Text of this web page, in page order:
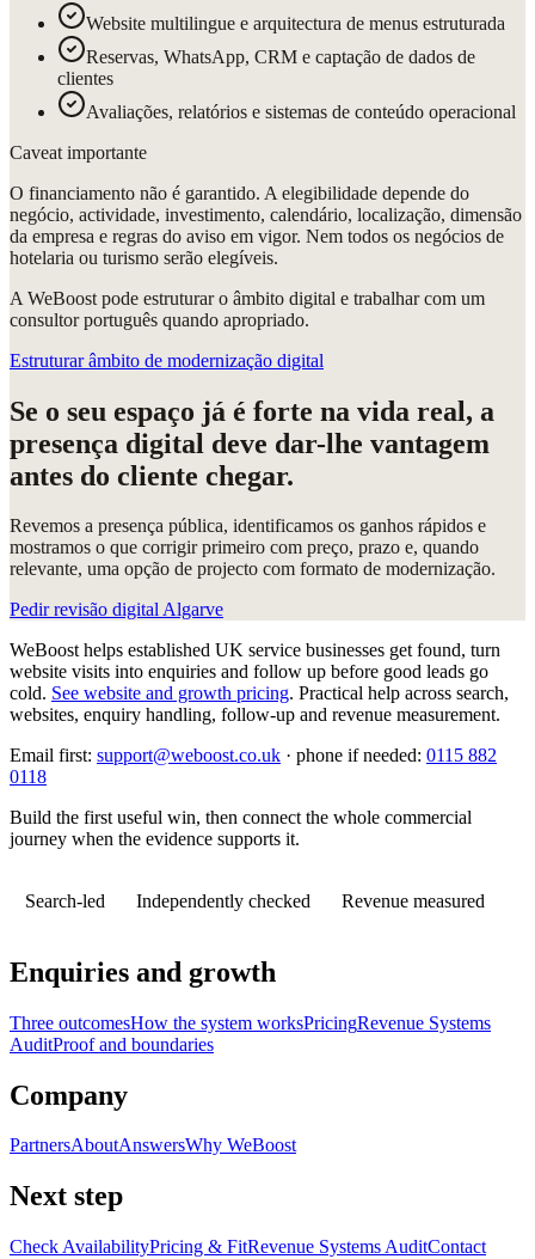
Website multilingue e arquitectura de menus estruturada
Reservas, WhatsApp, CRM e captação de dados de
clientes
Avaliações, relatórios e sistemas de conteúdo operacional
Caveat importante
O financiamento não é garantido. A elegibilidade depende do
negócio, actividade, investimento, calendário, localização, dimensão
da empresa e regras do aviso em vigor. Nem todos os negócios de
hotelaria ou turismo serão elegíveis.
A WeBoost pode estruturar o âmbito digital e trabalhar com um
consultor português quando apropriado.
Estruturar âmbito de modernização digital
Se o seu espaço já é forte na vida real, a
presença digital deve dar-lhe vantagem
antes do cliente chegar.
Revemos a presença pública, identificamos os ganhos rápidos e
mostramos o que corrigir primeiro com preço, prazo e, quando
relevante, uma opção de projecto com formato de modernização.
Pedir revisão digital Algarve
WeBoost helps established UK service businesses get found, turn
website visits into enquiries and follow up before good leads go
cold. See website and growth pricing. Practical help across search,
websites, enquiry handling, follow-up and revenue measurement.
Email first: support@weboost.co.uk · phone if needed: 0115 882
0118
Build the first useful win, then connect the whole commercial
journey when the evidence supports it.
Search-led Independently checked Revenue measured
Enquiries and growth
Three outcomesHow the system worksPricingRevenue Systems
AuditProof and boundaries
Company
PartnersAboutAnswersWhy WeBoost
Next step
Check AvailabilityPricing & FitRevenue Systems AuditContact